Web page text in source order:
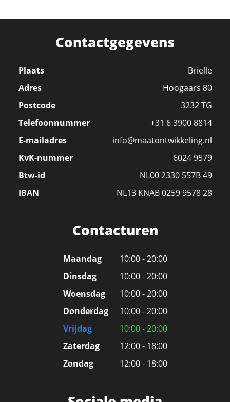
Contactgegevens
Plaats
Brielle
Adres
Hoogaars 80
Postcode
3232 TG
Telefoonnummer
+31 6 3900 8814
E-mailadres
info@maatontwikkeling.nl
KvK-nummer
6024 9579
Btw-id
NL00 2330 557B 49
IBAN
NL13 KNAB 0259 9578 28
Contacturen
Maandag
10:00 - 20:00
Dinsdag
10:00 - 20:00
Woensdag
10:00 - 20:00
Donderdag
10:00 - 20:00
Vrijdag
10:00 - 20:00
Zaterdag
12:00 - 18:00
Zondag
12:00 - 18:00